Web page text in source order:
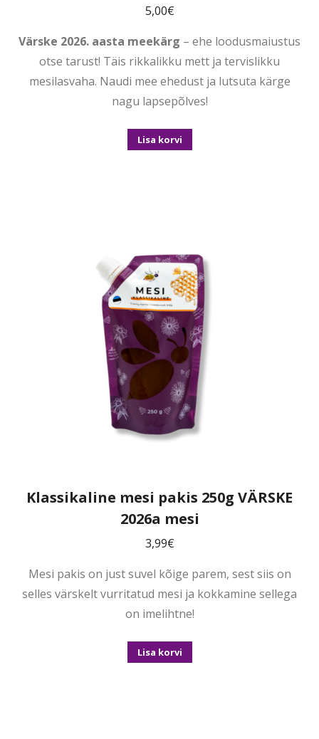
5,00€
Värske 2026. aasta meekärg – ehe loodusmaiustus
otse tarust! Täis rikkalikku mett ja tervislikku
mesilasvaha. Naudi mee ehedust ja lutsuta kärge
nagu lapsepõlves!
Lisa korvi
Klassikaline mesi pakis 250g VÄRSKE
2026a mesi
3,99€
Mesi pakis on just suvel kõige parem, sest siis on
selles värskelt vurritatud mesi ja kokkamine sellega
on imelihtne!
Lisa korvi